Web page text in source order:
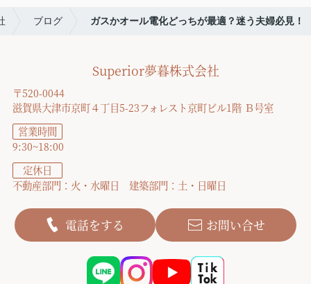
ブログ ガスかオール電化どっちが最適？迷う夫婦必見！
Superior夢暮株式会社
〒520-0044
滋賀県大津市京町４丁目5-23フォレスト京町ビル1階 Ｂ号室
営業時間
9:30~18:00
定休日
不動産部門：火・水曜日 建築部門：土・日曜日
電話をする お問い合せ